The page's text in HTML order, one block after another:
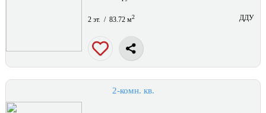
2 эт. / 83.72 м2 ДДУ
2-комн. кв.